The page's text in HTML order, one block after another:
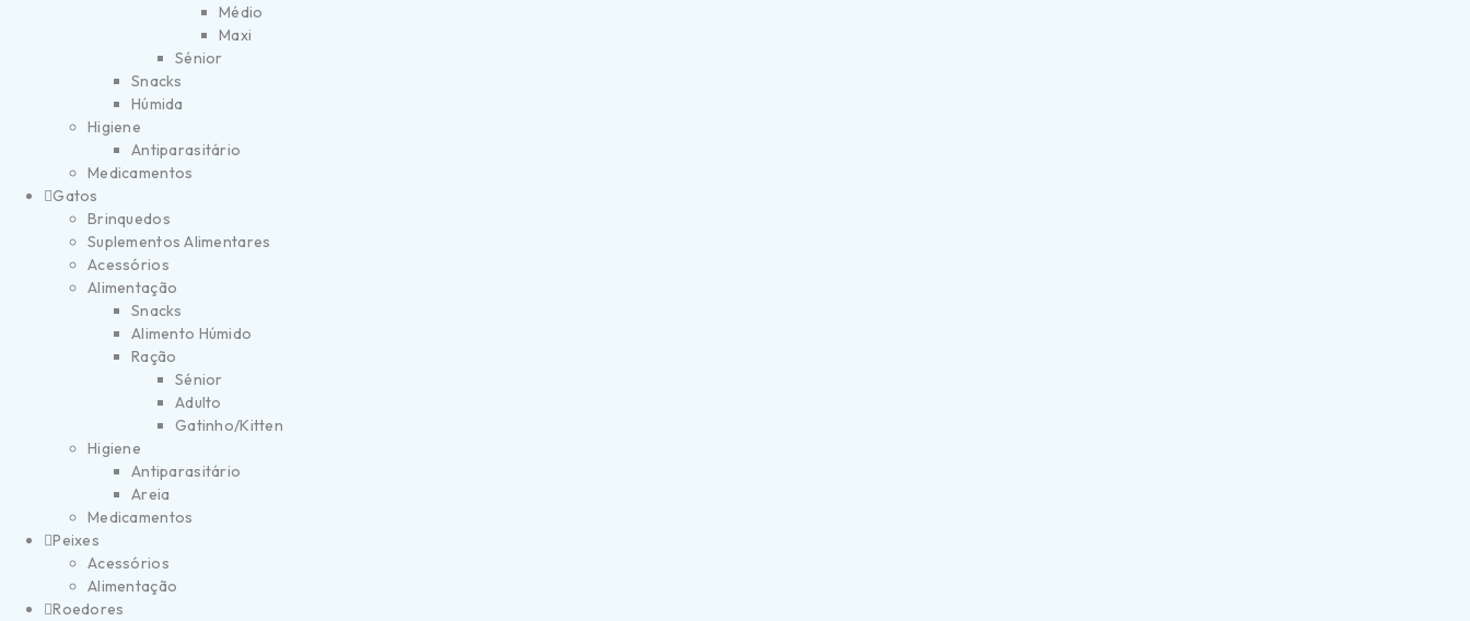
Médio
Maxi
Sénior
Snacks
Húmida
Higiene
Antiparasitário
Medicamentos
Gatos
Brinquedos
Suplementos Alimentares
Acessórios
Alimentação
Snacks
Alimento Húmido
Ração
Sénior
Adulto
Gatinho/Kitten
Higiene
Antiparasitário
Areia
Medicamentos
Peixes
Acessórios
Alimentação
Roedores